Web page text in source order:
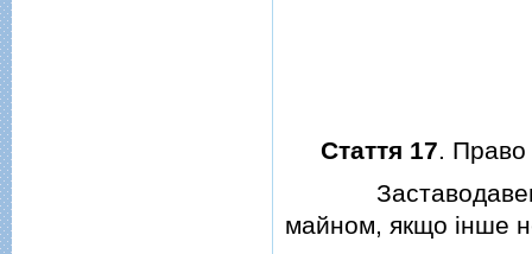
Стаття 17. Право
Заставодавець
майном, якщо iнше